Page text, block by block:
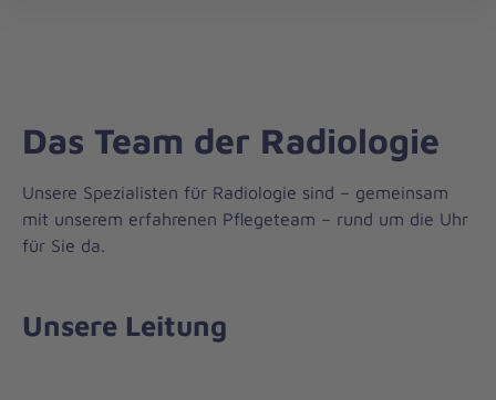
Das Team der Radiologie
Unsere Spezialisten für Radiologie sind – gemeinsam
mit unserem erfahrenen Pflegeteam – rund um die Uhr
für Sie da.
Unsere Leitung